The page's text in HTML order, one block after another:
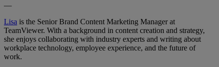
—
Lisa is the Senior Brand Content Marketing Manager at
TeamViewer. With a background in content creation and strategy,
she enjoys collaborating with industry experts and writing about
workplace technology, employee experience, and the future of
work.